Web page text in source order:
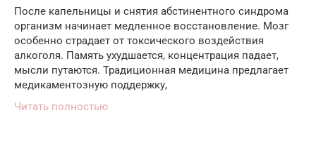
После капельницы и снятия абстинентного синдрома
организм начинает медленное восстановление. Мозг
особенно страдает от токсического воздействия
алкоголя. Память ухудшается, концентрация падает,
мысли путаются. Традиционная медицина предлагает
медикаментозную поддержку,
Читать полностью